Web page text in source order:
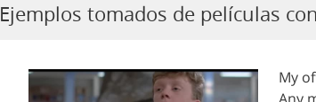
Ejemplos tomados de películas
My